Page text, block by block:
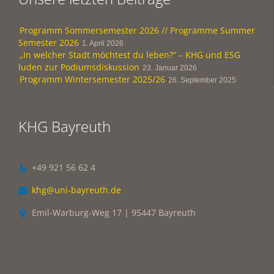
Programm Sommersemester 2026 // Programme Summer
Semester 2026 1. April 2026
„In welcher Stadt möchtest du leben?“ – KHG und ESG
luden zur Podiumsdiskussion 23. Januar 2026
Programm Wintersemester 2025/26 26. September 2025
KHG Bayreuth
 +49 921 56 62 4
 khg@uni-bayreuth.de
 Emil-Warburg-Weg 17 | 95447 Bayreuth